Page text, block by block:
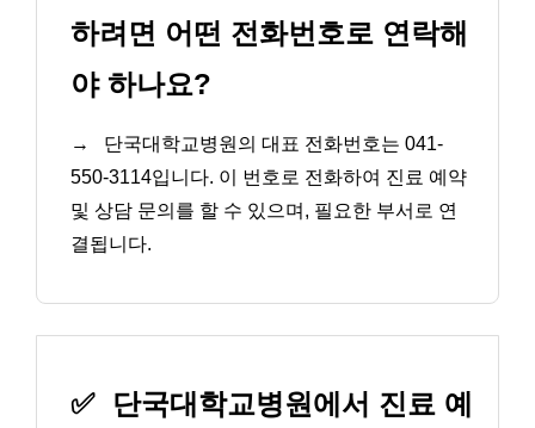
하려면 어떤 전화번호로 연락해
야 하나요?
→
단국대학교병원의 대표 전화번호는 041-
550-3114입니다. 이 번호로 전화하여 진료 예약
및 상담 문의를 할 수 있으며, 필요한 부서로 연
결됩니다.
✅
단국대학교병원에서 진료 예